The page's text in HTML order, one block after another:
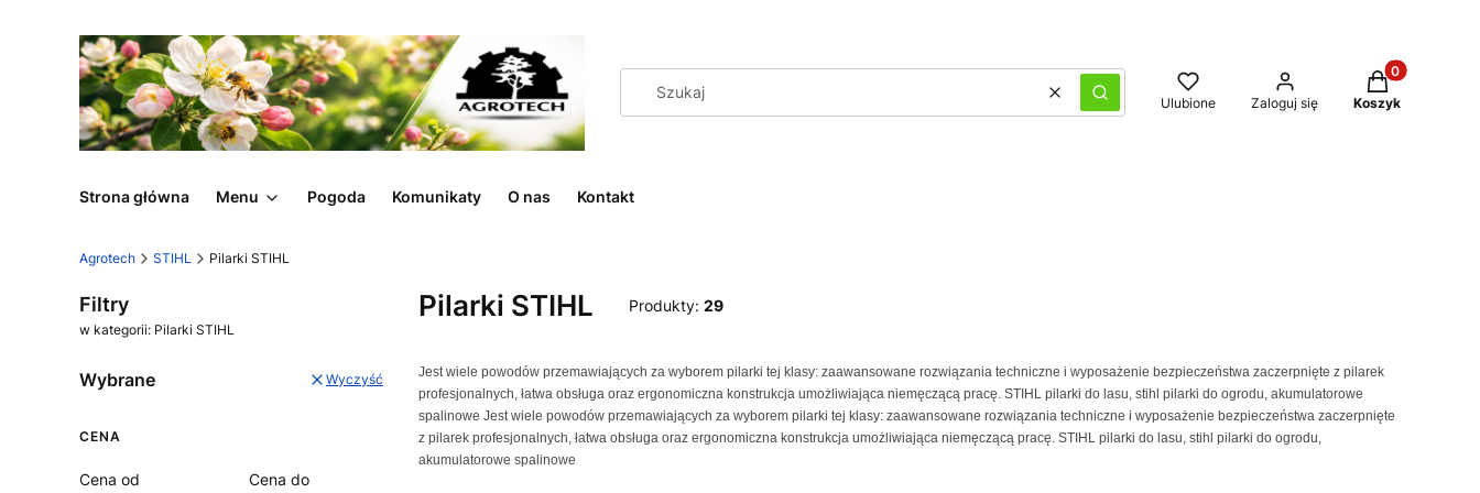
WyczyśćSzukaj Ulubione Zaloguj się
Produkty w
Koszyk
Strona główna Menu Pogoda Komunikaty O nas Kontakt
Agrotech STIHL Pilarki STIHL
Filtry
w kategorii: Pilarki STIHL
Wybrane Wyczyść
CENA
Cena od
Cena do
Pilarki STIHL Produkty: 29
Jest wiele powodów przemawiających za wyborem pilarki tej klasy: zaawansowane rozwiązania techniczne i wyposażenie bezpieczeństwa zaczerpnięte z pilarek
profesjonalnych, łatwa obsługa oraz ergonomiczna konstrukcja umożliwiająca niemęczącą pracę. STIHL pilarki do lasu, stihl pilarki do ogrodu, akumulatorowe
spalinowe Jest wiele powodów przemawiających za wyborem pilarki tej klasy: zaawansowane rozwiązania techniczne i wyposażenie bezpieczeństwa zaczerpnięte
z pilarek profesjonalnych, łatwa obsługa oraz ergonomiczna konstrukcja umożliwiająca niemęczącą pracę. STIHL pilarki do lasu, stihl pilarki do ogrodu,
akumulatorowe spalinowe